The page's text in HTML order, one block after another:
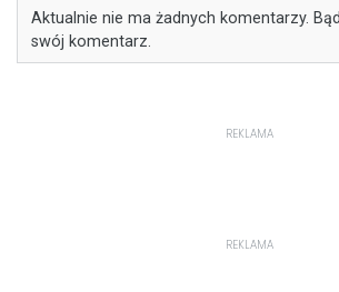
Aktualnie nie ma żadnych komentarzy.
swój komentarz.
REKLAMA
REKLAMA